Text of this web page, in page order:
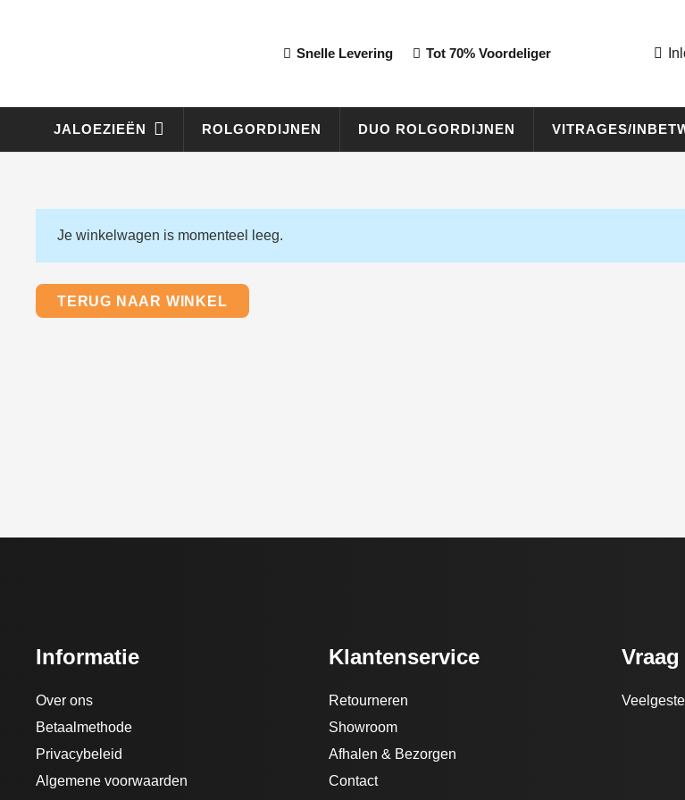
Snelle Levering Tot 70% Voordeliger
JALOEZIEËN ROLGORDIJNEN DUO ROLGORDIJNEN VITRAGES/
Je winkelwagen is momenteel leeg.
TERUG NAAR WINKEL
Informatie
Over ons
Betaalmethode
Privacybeleid
Algemene voorwaarden
Klantenservice
Retourneren
Showroom
Afhalen & Bezorgen
Contact